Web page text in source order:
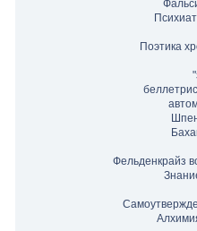
Поэтика
Фельденкрайз